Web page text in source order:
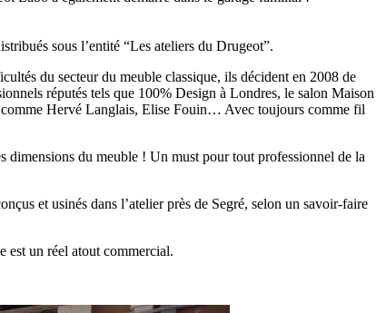
sous l’entité “Les ateliers du Drugeot”.
du secteur du meuble classique, ils décident en 2008 de
réputés tels que 100% Design à Londres, le salon Maison
comme Hervé Langlais, Elise Fouin… Avec toujours comme fil
dimensions du meuble ! Un must pour tout professionnel de la
et usinés dans l’atelier près de Segré, selon un savoir-faire
est un réel atout commercial.